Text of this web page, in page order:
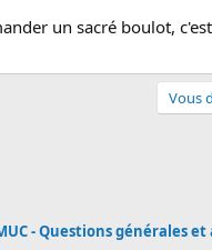
un sacré boulot,
Vous